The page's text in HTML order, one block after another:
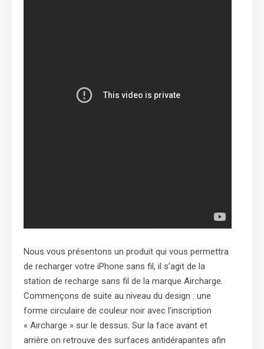
Nous vous présentons un produit qui vous permettra
de recharger votre iPhone sans fil, il s’agit de la
station de recharge sans fil de la marque Aircharge.
Commençons de suite au niveau du design : une
forme circulaire de couleur noir avec l’inscription
« Aircharge » sur le dessus. Sur la face avant et
arrière on retrouve des surfaces antidérapantes afin